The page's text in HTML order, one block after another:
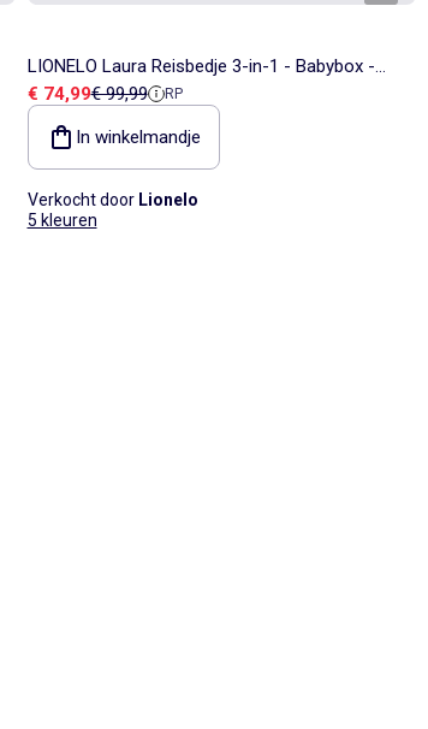
LIONELO Laura Reisbedje 3-in-1 - Babybox -
Matras - Wieltjes - 0-36 Maanden
Verkoopprijs
€ 74,99Referentieprijs
€ 99,99 RP
In winkelmandje
Verkocht door Lionelo
5 kleuren